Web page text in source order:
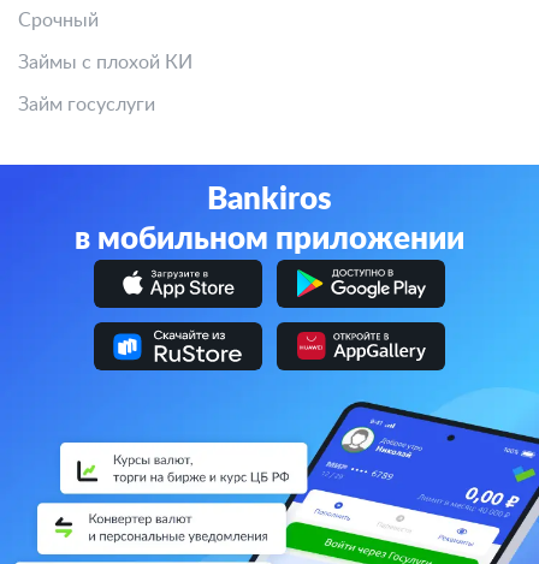
Срочный
Займы с плохой КИ
Займ госуслуги
Bankiros
в мобильном приложении